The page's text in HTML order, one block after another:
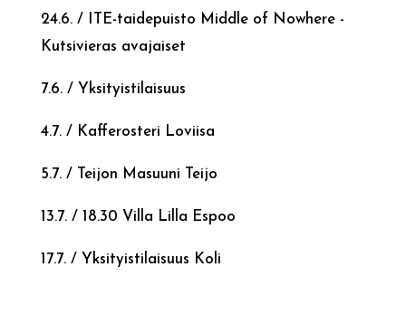
24.6. / ITE-taidepuisto Middle of Nowhere -
Kutsivieras avajaiset
7.6. / Yksityistilaisuus
4.7. / Kafferosteri Loviisa
5.7. / Teijon Masuuni Teijo
13.7. / 18.30 Villa Lilla Espoo
17.7. / Yksityistilaisuus Koli